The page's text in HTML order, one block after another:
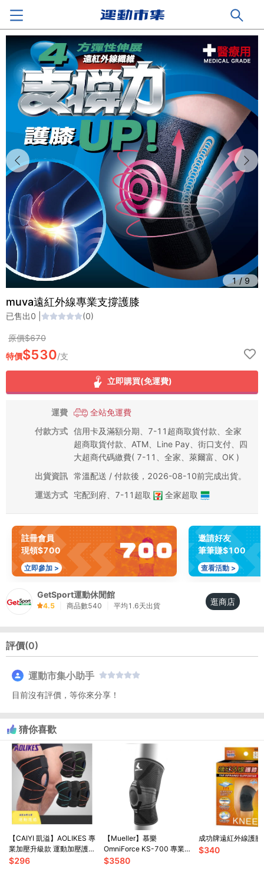
1/ 9
muva遠紅外線專業支撐護膝
已售出0 (0)
原價$670
特價$530/支
立即購買(免運費)
運費
全站免運費
付款方式 信用卡及滿額分期、7-11超商取貨付款、全家
超商取貨付款、ATM、Line Pay、街口支付、四
大超商代碼繳費( 7-11、全家、萊爾富、OK )
出貨資訊 常溫配送 / 付款後，2026-08-10前完成出貨。
運送方式 宅配到府 7-11超取 全家超取
註冊會員
現領$700
立即參加 >
邀請好友
筆筆賺$100
查看活動 >
GetSport運動休閒館
4.5 商品數540 平均 1.6天出貨 逛商店
評價(0)
運動市集小助手
目前沒有評價，等你來分享！
猜你喜歡
【CAIYI 凱溢】AOLIKES 專
業加壓升級款 運動加壓護膝
套 高透氣吸汗 登山 籃球 跑
$296
【Mueller】慕樂
OmniForce KS-700 專業
型膝關節護具
$3580
成功牌遠紅外線護膝
$340